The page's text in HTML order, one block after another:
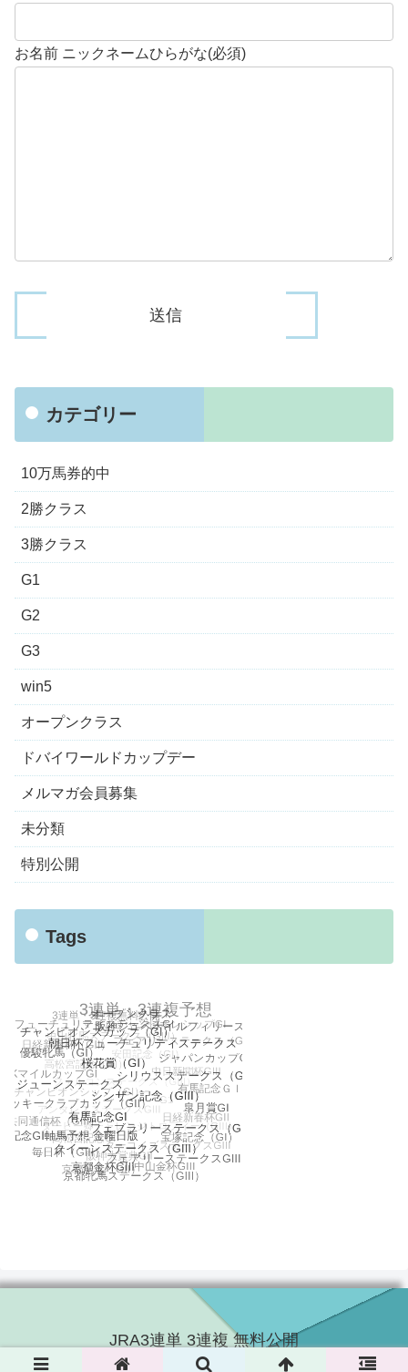
お名前 ニックネームひらがな(必須)
カテゴリー
10万馬券的中
2勝クラス
3勝クラス
G1
G2
G3
win5
オープンクラス
ドバイワールドカップデー
メルマガ会員募集
未分類
特別公開
Tags
JRA3連単 3連複 無料公開
© 2016 JRA3連単 3連複 無料公開.